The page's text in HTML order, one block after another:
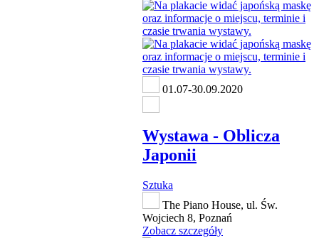
01.07-30.09.2020
Wystawa - Oblicza
Japonii
Sztuka
The Piano House, ul. Św.
Wojciech 8, Poznań
Zobacz szczegóły